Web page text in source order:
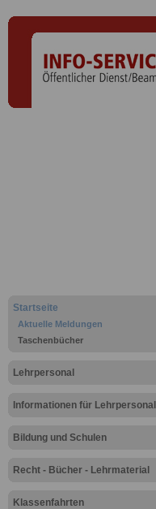
Startseite
Aktuelle Meldungen
Taschenbücher
Lehrpersonal
Informationen für Lehrpersonal
Bildung und Schulen
Recht - Bücher - Lehrmaterial
Klassenfahrten